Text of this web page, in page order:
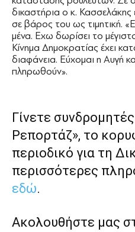
δικαστήρια ο κ. Κασσελάκης
σε βάρος του ως τιμητική.
μένα. Εχω δωρίσει το
Κίνημα Δημοκρατίας έχει
διαφάνεια. Εύχομαι η Αυγή
πληρωθούν».
Γίνετε
Ρεπορτάζ», το
περιοδικό για τη
περισσότερες
εδώ.
Ακολουθήστε μας